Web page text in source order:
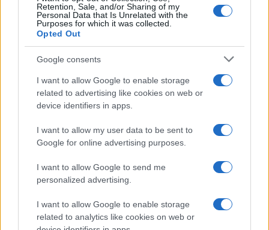
Retention, Sale, and/or Sharing of my
Personal Data that Is Unrelated with the
Purposes for which it was collected.
Opted Out
Google consents
I want to allow Google to enable storage
related to advertising like cookies on web or
device identifiers in apps.
I want to allow my user data to be sent to
Google for online advertising purposes.
I want to allow Google to send me
personalized advertising.
I want to allow Google to enable storage
related to analytics like cookies on web or
Il Como e l’assurda pretesa di
controllare chi ha già pagato
controlli sugli abbonati: pagare il posto non basta
più, bisogna anche dimostrare di meritarlo
di Ivan Mazzoletti
6 Agosto 2026, 20:00
1.7k